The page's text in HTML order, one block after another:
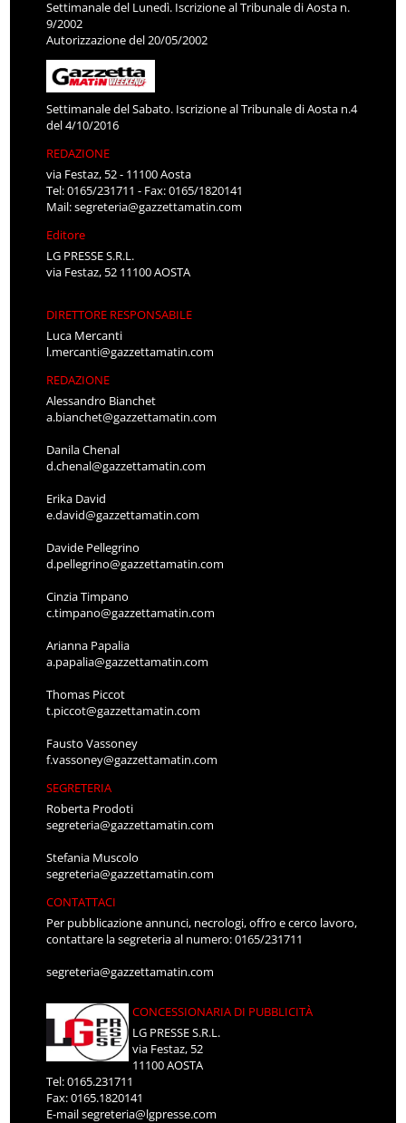
Settimanale del Lunedì. Iscrizione al Tribunale di Aosta n.
9/2002
Autorizzazione del 20/05/2002
Settimanale del Sabato. Iscrizione al Tribunale di Aosta n.4
del 4/10/2016
REDAZIONE
via Festaz, 52 - 11100 Aosta
Tel: 0165/231711 - Fax: 0165/1820141
Mail:segreteria@gazzettamatin.com
Editore
LG PRESSE S.R.L.
via Festaz, 52 11100 AOSTA
DIRETTORE RESPONSABILE
Luca Mercanti
l.mercanti@gazzettamatin.com
REDAZIONE
Alessandro Bianchet
a.bianchet@gazzettamatin.com
Danila Chenal
d.chenal@gazzettamatin.com
Erika David
e.david@gazzettamatin.com
Davide Pellegrino
d.pellegrino@gazzettamatin.com
Cinzia Timpano
c.timpano@gazzettamatin.com
Arianna Papalia
a.papalia@gazzettamatin.com
Thomas Piccot
t.piccot@gazzettamatin.com
Fausto Vassoney
f.vassoney@gazzettamatin.com
SEGRETERIA
Roberta Prodoti
segreteria@gazzettamatin.com
Stefania Muscolo
segreteria@gazzettamatin.com
CONTATTACI
Per pubblicazione annunci, necrologi, offro e cerco lavoro,
contattare la segreteria al numero: 0165/231711
segreteria@gazzettamatin.com
CONCESSIONARIA DI PUBBLICITÀ
LG PRESSE S.R.L.
via Festaz, 52
11100 AOSTA
Tel: 0165.231711
Fax: 0165.1820141
E-mailsegreteria@lgpresse.com